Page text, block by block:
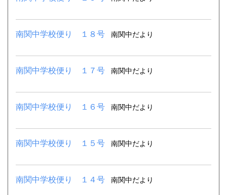
南関中学校便り １８号 南関中だより
南関中学校便り １７号 南関中だより
南関中学校便り １６号 南関中だより
南関中学校便り １５号 南関中だより
南関中学校便り １４号 南関中だより